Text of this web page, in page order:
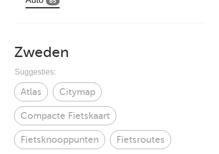
Zweden
Suggesties:
Atlas Citymap
Compacte Fietskaart
Fietsknooppunten Fietsroutes